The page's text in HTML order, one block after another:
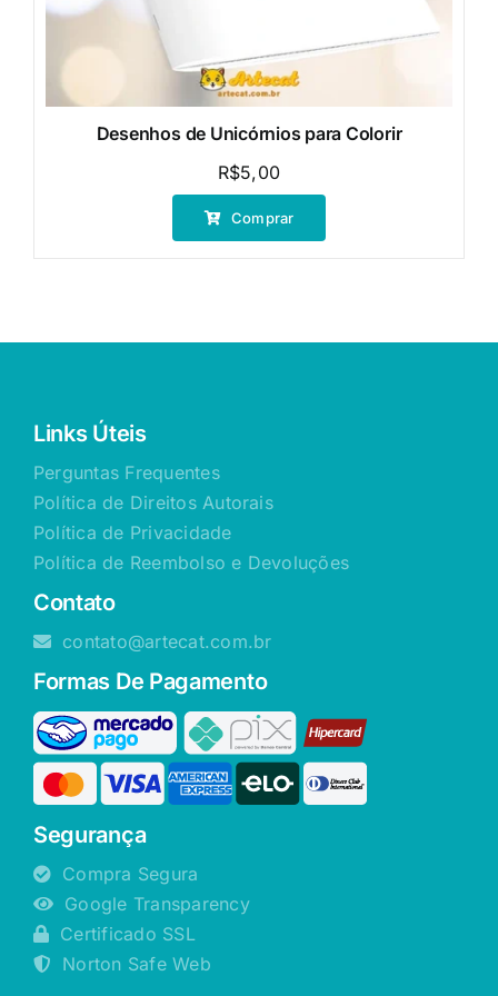
Desenhos de Unicórnios para Colorir
R$5,00
Comprar
Links Úteis
Perguntas Frequentes
Política de Direitos Autorais
Política de Privacidade
Política de Reembolso e Devoluções
Contato
contato@artecat.com.br
Formas De Pagamento
Segurança
Compra Segura
Google Transparency
Certificado SSL
Norton Safe Web